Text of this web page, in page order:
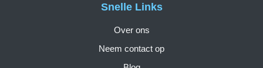
Snelle Links
Over ons
Neem contact op